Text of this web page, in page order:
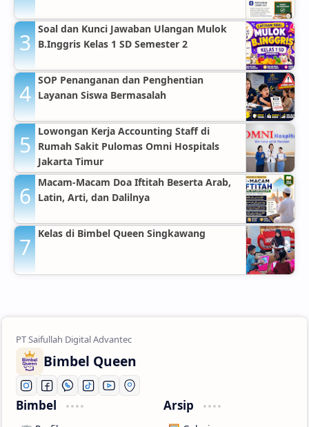
Soal dan Kunci Jawaban Ulangan Mulok
B.Inggris Kelas 1 SD Semester 2
SOP Penanganan dan Penghentian
Layanan Siswa Bermasalah
Lowongan Kerja Accounting Staff di
Rumah Sakit Pulomas Omni Hospitals
Jakarta Timur
Macam-Macam Doa Iftitah Beserta Arab,
Latin, Arti, dan Dalilnya
Kelas di Bimbel Queen Singkawang
Bimbel Queen
Bimbel Arsip